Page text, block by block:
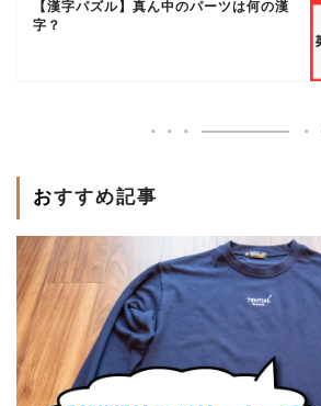
【漢字パズル】真ん中のパーツは何の漢
字？
おすすめ記事